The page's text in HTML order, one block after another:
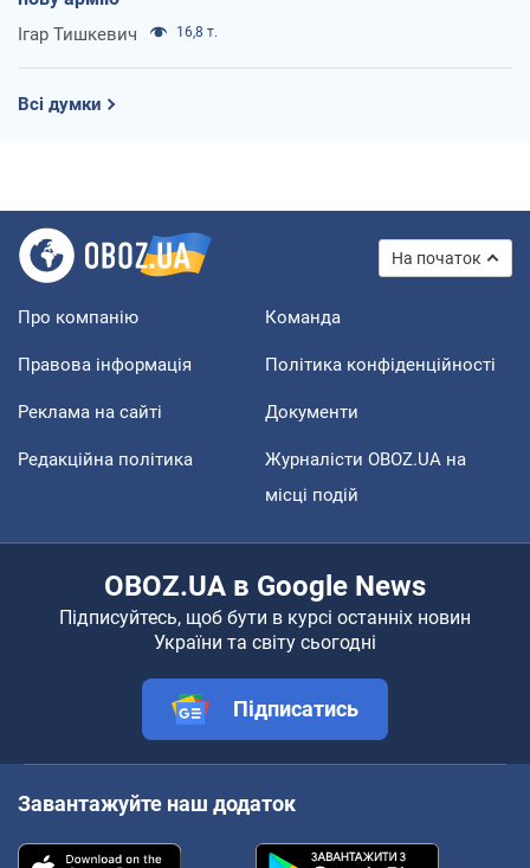
Ігар Тишкевич 16,8 т.
Всі думки
На початок
Про компанію Команда
Правова інформація Політика конфіденційності
Реклама на сайті Документи
Редакційна політика
Журналісти OBOZ.UA на
місці подій
OBOZ.UA в Google News
Підписуйтесь, щоб бути в курсі останніх новин
України та світу сьогодні
Підписатись
Завантажуйте наш додаток